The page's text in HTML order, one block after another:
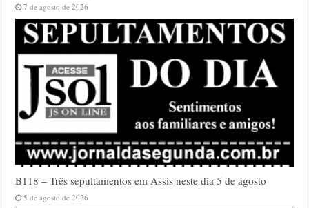
7 de agosto de 2026
B118 – Três sepultamentos em Assis neste dia 5 de agosto
5 de agosto de 2026